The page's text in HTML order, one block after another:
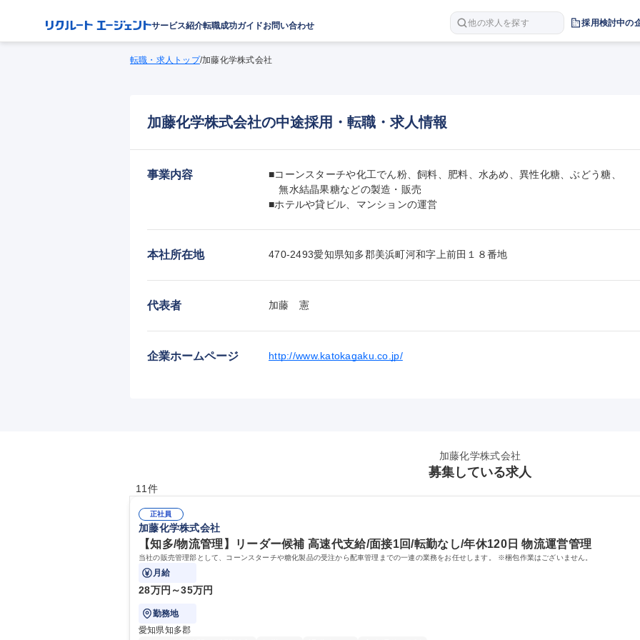
サービス紹介転職成功ガイドお問い合わせ 他の求人を探す 採用検討中の
転職・求人トップ/加藤化学株式会社
加藤化学株式会社の中途採用・転職・求人情報
事業内容
■コーンスターチや化工でん粉、飼料、肥料、水あめ、異性化糖、ぶどう糖、
無水結晶果糖などの製造・販売
■ホテルや貸ビル、マンションの運営
本社所在地 470-2493愛知県知多郡美浜町河和字上前田１８番地
代表者 加藤　憲
企業ホームページ http://www.katokagaku.co.jp/
加藤化学株式会社
募集している求人
11件
正社員
加藤化学株式会社
【知多/物流管理】リーダー候補 高速代支給/面接1回/転勤なし/年休120日 物流運営管理
当社の販売管理部として、コーンスターチや糖化製品の受注から配車管理までの一連の業務をお任せします。 ※梱包作業はございません。
月給
28万円～35万円
勤務地
愛知県知多郡